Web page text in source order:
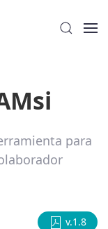
para
v.1.8